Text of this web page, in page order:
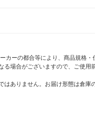
ーの都合等により、商品規格
場合がございますので、ご使
ありません。お届け形態は倉